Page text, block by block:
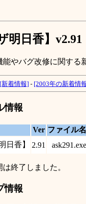
明日香】v2.91
やバグ改修に関する
[新着情報] - [2003年の新着情
情報
Ver ファイル名
日香】
2.91 ask291.exe
終了しました。
情報